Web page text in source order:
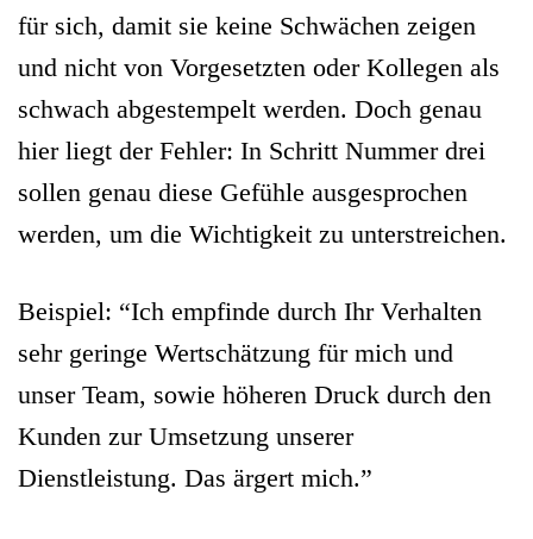
für sich, damit sie keine Schwächen zeigen
und nicht von Vorgesetzten oder Kollegen als
schwach abgestempelt werden. Doch genau
hier liegt der Fehler: In Schritt Nummer drei
sollen genau diese Gefühle ausgesprochen
werden, um die Wichtigkeit zu unterstreichen.
Beispiel: “Ich empfinde durch Ihr Verhalten
sehr geringe Wertschätzung für mich und
unser Team, sowie höheren Druck durch den
Kunden zur Umsetzung unserer
Dienstleistung. Das ärgert mich.”